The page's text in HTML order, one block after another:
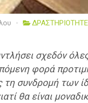
σχεδόν
φορά
συνδρομή των
θα είναι